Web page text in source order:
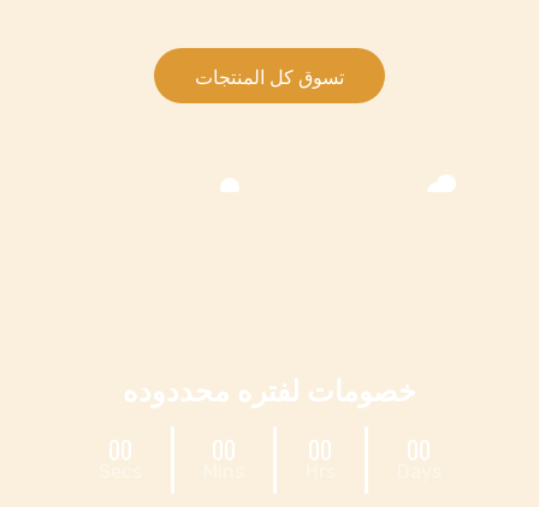
تسوق كل المنتجات
خصومات لفتره محددوده
00
00
00
00